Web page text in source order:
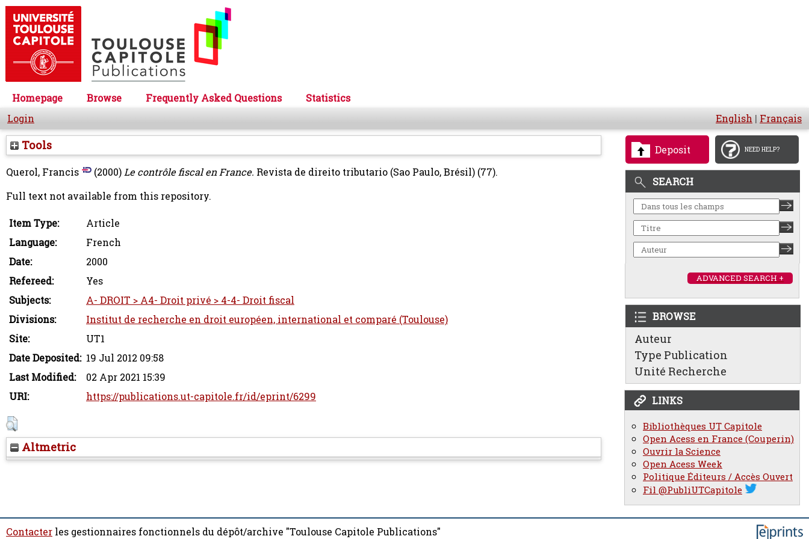
Homepage Browse Frequently Asked Questions
Statistics
Login
English | Français
Deposit NEED HELP?
SEARCH
ADVANCED SEARCH +
BROWSE
Auteur
Type Publication
Unité Recherche
LINKS
Bibliothèques UT Capitole
Open Acess en France (Couperin)
Ouvrir la Science
Open Acess Week
Politique Éditeurs / Accès Ouvert
Fil @PubliUTCapitole
Tools
Querol, Francis (2000)Le contrôle fiscal en France. Revista de direito tributario (Sao Paulo, Brésil) (77).
Full text not available from this repository.
Item Type:
Article
Language:
French
Date:
2000
Refereed:
Yes
Subjects:
A- DROIT > A4- Droit privé > 4-4- Droit fiscal
Divisions:
Institut de recherche en droit européen, international et comparé (Toulouse)
Site:
UT1
Date Deposited: 19 Jul 2012 09:58
Last Modified:
02 Apr 2021 15:39
URI:
https://publications.ut-capitole.fr/id/eprint/6299
Altmetric
Contacter les gestionnaires fonctionnels du dépôt/archive "Toulouse Capitole Publications"